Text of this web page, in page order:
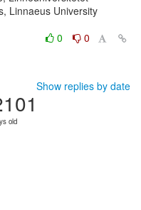
Linnaeus University
0
0
Show replies by date
old